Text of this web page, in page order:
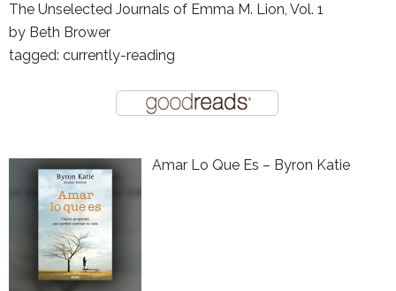
The Unselected Journals of Emma M. Lion, Vol. 1
by Beth Brower
tagged: currently-reading
Amar Lo Que Es – Byron Katie